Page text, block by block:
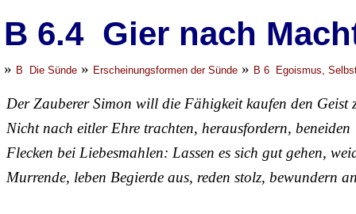
B 6.4 Gier nach
» B Die Sünde » Erscheinungsformen der Sünde » B 6 Egoismus,
Der Zauberer Simon will die Fähigkeit kaufen den Geist
Nicht nach eitler Ehre trachten, herausfordern, beneiden
Flecken bei Liebesmahlen: Lassen es sich gut gehen,
Murrende, leben Begierde aus, reden stolz, bewundern